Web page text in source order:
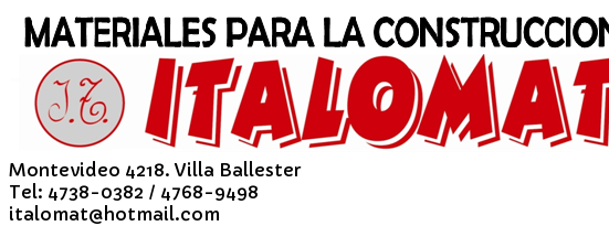
Montevideo 4218. Villa Ballester
Tel: 4738-0382 / 4768-9498
italomat@hotmail.com